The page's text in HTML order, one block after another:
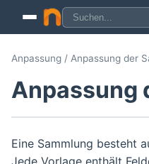
Anpassung / Anpassung der
Anpassung
Eine Sammlung besteht
Jede Vorlage enthält